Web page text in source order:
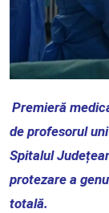
Premieră
de profesorul
Spitalul
protezare a
totală.